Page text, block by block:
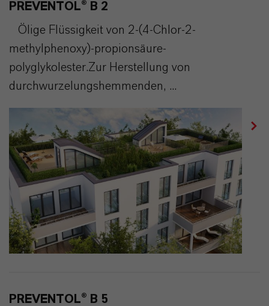
PREVENTOL® B 2
Ölige Flüssigkeit von 2-(4-Chlor-2-
methylphenoxy)-propionsäure-
polyglykolester.Zur Herstellung von
durchwurzelungshemmenden, ...
PREVENTOL® B 5